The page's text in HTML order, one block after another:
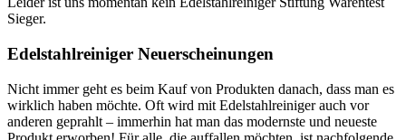
Sieger.
Edelstahlreiniger Neuerscheinungen
Nicht immer geht es beim Kauf von Produkten danach, dass man es
wirklich haben möchte. Oft wird mit Edelstahlreiniger auch vor
anderen geprahlt – immerhin hat man das modernste und neueste